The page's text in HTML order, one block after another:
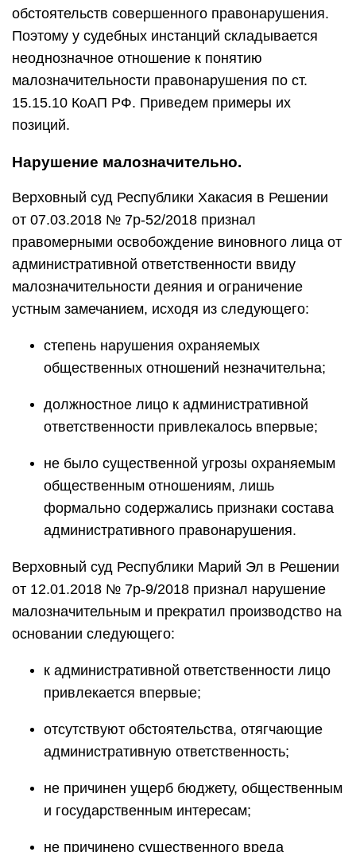
обстоятельств совершенного правонарушения.
Поэтому у судебных инстанций складывается
неоднозначное отношение к понятию
малозначительности правонарушения по ст.
15.15.10 КоАП РФ. Приведем примеры их
позиций.
Нарушение малозначительно.
Верховный суд Республики Хакасия в Решении
от 07.03.2018 № 7р-52/2018 признал
правомерными освобождение виновного лица от
административной ответственности ввиду
малозначительности деяния и ограничение
устным замечанием, исходя из следующего:
степень нарушения охраняемых
общественных отношений незначительна;
должностное лицо к административной
ответственности привлекалось впервые;
не было существенной угрозы охраняемым
общественным отношениям, лишь
формально содержались признаки состава
административного правонарушения.
Верховный суд Республики Марий Эл в Решении
от 12.01.2018 № 7р-9/2018 признал нарушение
малозначительным и прекратил производство на
основании следующего:
к административной ответственности лицо
привлекается впервые;
отсутствуют обстоятельства, отягчающие
административную ответственность;
не причинен ущерб бюджету, общественным
и государственным интересам;
не причинено существенного вреда